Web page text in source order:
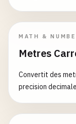
MATH &
Metres
Convertit des
precision